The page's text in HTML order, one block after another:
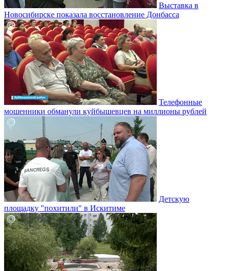
Выставка в
Новосибирске показала восстановление Донбасса
Телефонные
мошенники обманули куйбышевцев на миллионы рублей
Детскую
площадку "похитили" в Искитиме